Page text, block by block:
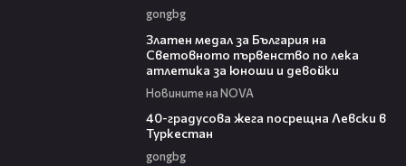
gongbg
Златен медал за България на
Световното първенство по лека
атлетика за юноши и девойки
Новините на NOVA
40-градусова жега посрещна Левски в
Туркестан
gongbg